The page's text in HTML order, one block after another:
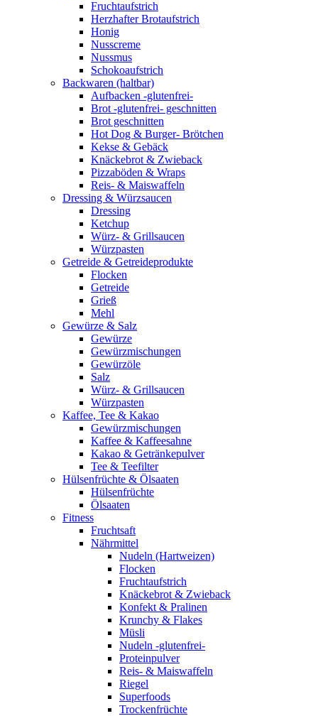
Fruchtaufstrich
Herzhafter Brotaufstrich
Honig
Nusscreme
Nussmus
Schokoaufstrich
Backwaren (haltbar)
Aufbacken -glutenfrei-
Brot -glutenfrei- geschnitten
Brot geschnitten
Hot Dog & Burger- Brötchen
Kekse & Gebäck
Knäckebrot & Zwieback
Pizzaböden & Wraps
Reis- & Maiswaffeln
Dressing & Würzsaucen
Dressing
Ketchup
Würz- & Grillsaucen
Würzpasten
Getreide & Getreideprodukte
Flocken
Getreide
Grieß
Mehl
Gewürze & Salz
Gewürze
Gewürzmischungen
Gewürzöle
Salz
Würz- & Grillsaucen
Würzpasten
Kaffee, Tee & Kakao
Gewürzmischungen
Kaffee & Kaffeesahne
Kakao & Getränkepulver
Tee & Teefilter
Hülsenfrüchte & Ölsaaten
Hülsenfrüchte
Ölsaaten
Fitness
Fruchtsaft
Nährmittel
Nudeln (Hartweizen)
Flocken
Fruchtaufstrich
Knäckebrot & Zwieback
Konfekt & Pralinen
Krunchy & Flakes
Müsli
Nudeln -glutenfrei-
Proteinpulver
Reis- & Maiswaffeln
Riegel
Superfoods
Trockenfrüchte